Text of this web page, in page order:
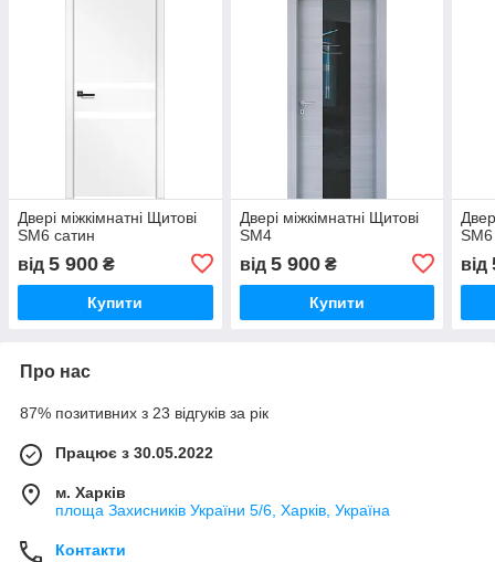
Двері міжкімнатні Щитові
SM6 сатин
від 5 900 ₴
Купити
Двері міжкімнатні Щитові
SM4
від 5 900₴
Купити
SM6
від
Про нас
87% позитивних з 23 відгуків за рік
Працює з 30.05.2022
м. Харків
площа Захисників України 5/6, Харків, Україна
Контакти